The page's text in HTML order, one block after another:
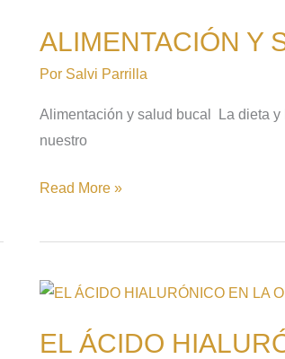
ALIMENTACIÓN Y
Por Salvi Parrilla
Alimentación y salud bucal La dieta
nuestro
SALUD
BUCAL
Read More »
EL ÁCIDO
EL
HIALURÓNICO